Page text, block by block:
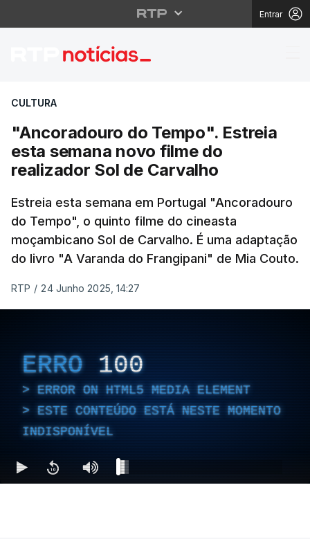
Entrar
"Ancoradouro do
CULTURA
"Ancoradouro do Tempo". Estreia
esta semana novo filme do
realizador Sol de Carvalho
Estreia esta semana em Portugal "Ancoradouro
do Tempo", o quinto filme do cineasta
moçambicano Sol de Carvalho. É uma adaptação
do livro "A Varanda do Frangipani" de Mia Couto.
RTP / 24 Junho 2025, 14:27
ERRO 100
ERROR ON HTML5 MEDIA ELEMENT
ESTE CONTEÚDO ESTÁ NESTE MOMENTO
INDISPONÍVEL